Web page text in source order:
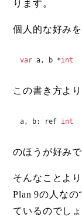
ります。
個人的な好み
var a, b *int
この書き方よ
a, b: ref int
のほうが好みで
そんなことよ
Plan 9の人な
ているのでしょ